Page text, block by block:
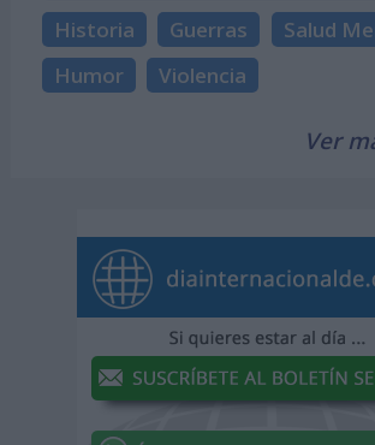
Historia
Guerras
Salud
Humor
Violencia
Ver